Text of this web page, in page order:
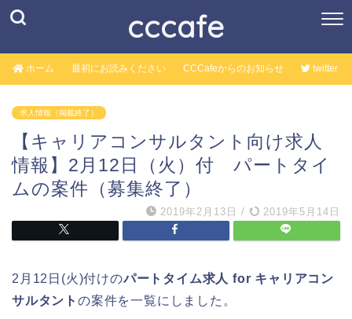
cccafe
ホーム 最初にお読みください CCCafeからのお知らせ twitter
求人情報（掲載終了）
【キャリアコンサルタント向け求人
情報】2月12日（火）付 パートタイ
ムの案件（募集終了）
2019年2月13日 / 2019年5月14日
2月12日(火)付けのパートタイム求人 for キャリアコン
サルタント の案件を一覧にしました。